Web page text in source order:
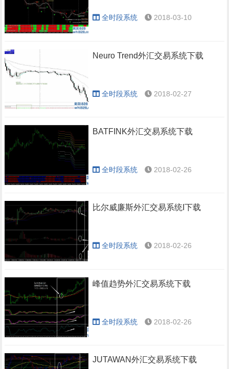
全时段系统 2018-03-10
Neuro Trend外汇交易系统下载
全时段系统 2018-02-27
BATFINK外汇交易系统下载
全时段系统 2018-02-26
比尔威廉斯外汇交易系统I下载
全时段系统 2018-02-26
峰值趋势外汇交易系统下载
全时段系统 2018-02-26
JUTAWAN外汇交易系统下载